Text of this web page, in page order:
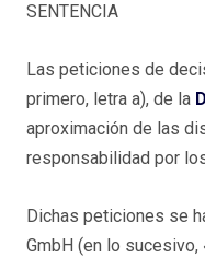
SENTENCIA
Las peticiones de
primero, letra a), de la
aproximación de las
responsabilidad por
Dichas peticiones se
GmbH (en lo